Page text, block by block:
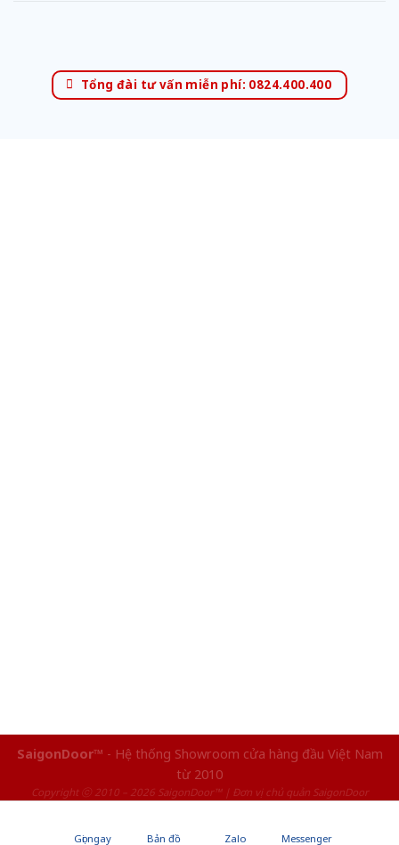
Tổng đài tư vấn miễn phí: 0824.400.400
SaigonDoor™ - Hệ thống Showroom cửa hàng đầu Việt Nam
từ 2010
Copyright ⓒ 2010 – 2026 SaigonDoor™ | Đơn vị chủ quản SaigonDoor
Gọi ngay Bản đồ Zalo Messenger